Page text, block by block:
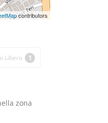
contributors
Libero 1
zona